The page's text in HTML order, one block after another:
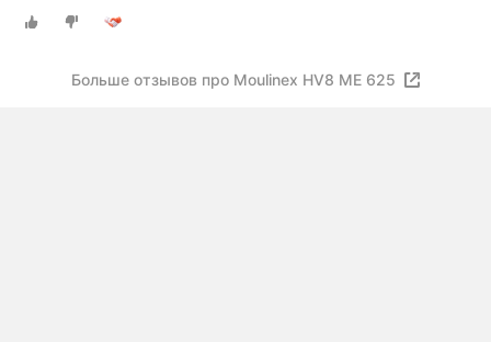
Больше отзывов про Moulinex HV8 ME 625